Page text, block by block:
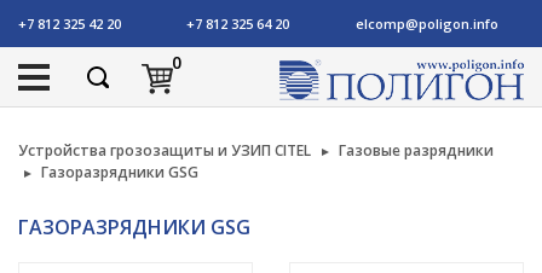
+7 812 325 42 20 +7 812 325 64 20 elcomp@poligon.info
0
Устройства грозозащиты и УЗИП CITEL
Газовые разрядники
Газоразрядники GSG
ГАЗОРАЗРЯДНИКИ GSG